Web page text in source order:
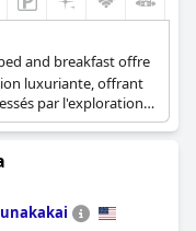
and breakfast offre
luxuriante, offrant
par l'exploration